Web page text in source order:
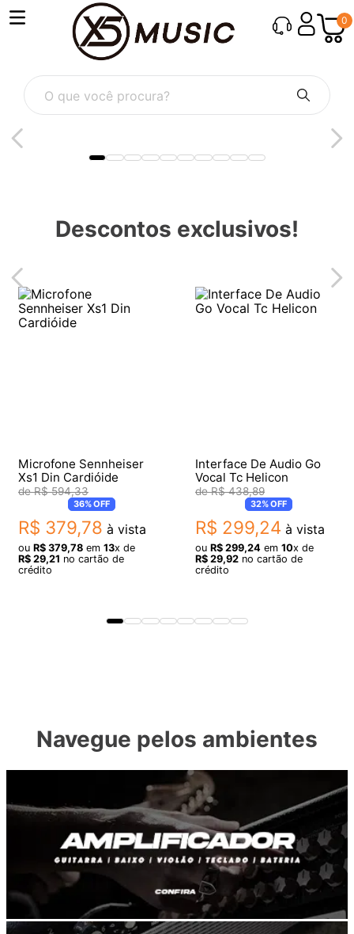
0
O que você procura?
Descontos exclusivos!
Microfone Sennheiser
Xs1 Din Cardióide
R$ 594,33
36%OFF
R$ 379,78 à vista
ou R$ 379,78 em 13x de
R$ 29,21 no cartão de
crédito
Interface De Audio Go
Vocal Tc Helicon
R$ 438,89
32%OFF
R$ 299,24 à vista
ou R$ 299,24 em 10x de
R$ 29,92 no cartão de
crédito
Navegue pelos ambientes